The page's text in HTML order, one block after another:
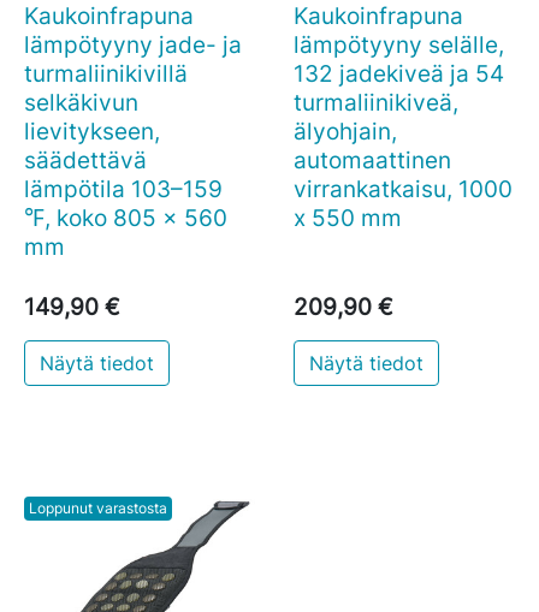
Kaukoinfrapuna
lämpötyyny jade- ja
turmaliinikivillä
selkäkivun
lievitykseen,
säädettävä
lämpötila 103–159
℉, koko 805 x 560
mm
149,90 €
Näytä tiedot
Kaukoinfrapuna
lämpötyyny selälle,
132 jadekiveä ja 54
turmaliinikiveä,
älyohjain,
automaattinen
virrankatkaisu, 1000
x 550 mm
209,90 €
Näytä tiedot
Loppunut varastosta